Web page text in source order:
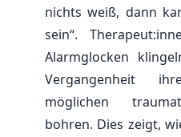
nichts weiß, dann
sein“.
Alarmglocken
Vergangenheit
möglichen
bohren. Dies zeigt,